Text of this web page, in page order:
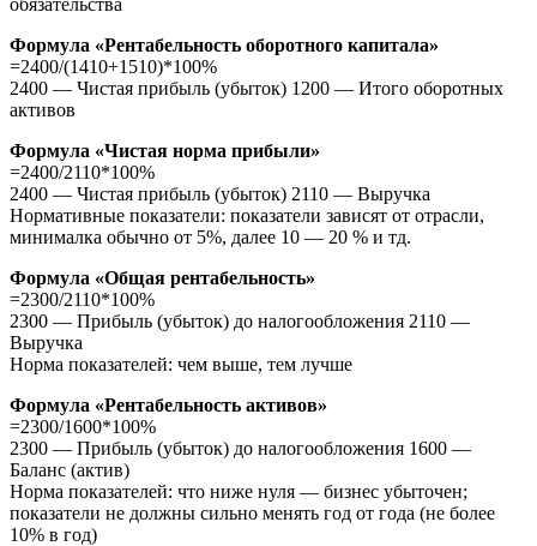
Формула «Рентабельность оборотного капитала»
=2400/(1410+1510)*100%
2400 — Чистая прибыль (убыток) 1200 — Итого оборотных
активов
Формула «Чистая норма прибыли»
=2400/2110*100%
2400 — Чистая прибыль (убыток) 2110 — Выручка
Нормативные показатели: показатели зависят от отрасли,
минималка обычно от 5%, далее 10 — 20 % и тд.
Формула «Общая рентабельность»
=2300/2110*100%
2300 — Прибыль (убыток) до налогообложения 2110 —
Выручка
Норма показателей: чем выше, тем лучше
Формула «Рентабельность активов»
=2300/1600*100%
2300 — Прибыль (убыток) до налогообложения 1600 —
Баланс (актив)
Норма показателей: что ниже нуля — бизнес убыточен;
показатели не должны сильно менять год от года (не более
10% в год)